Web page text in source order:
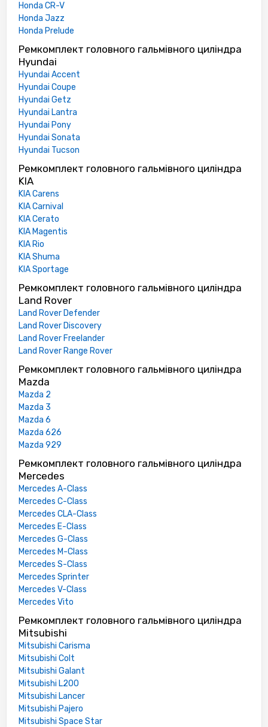
Honda CR-V
Honda Jazz
Honda Prelude
Ремкомплект головного гальмівного циліндра
Hyundai
Hyundai Accent
Hyundai Coupe
Hyundai Getz
Hyundai Lantra
Hyundai Pony
Hyundai Sonata
Hyundai Tucson
Ремкомплект головного гальмівного циліндра
KIA
KIA Carens
KIA Carnival
KIA Cerato
KIA Magentis
KIA Rio
KIA Shuma
KIA Sportage
Ремкомплект головного гальмівного циліндра
Land Rover
Land Rover Defender
Land Rover Discovery
Land Rover Freelander
Land Rover Range Rover
Ремкомплект головного гальмівного циліндра
Mazda
Mazda 2
Mazda 3
Mazda 6
Mazda 626
Mazda 929
Ремкомплект головного гальмівного циліндра
Mercedes
Mercedes A-Class
Mercedes C-Class
Mercedes CLA-Class
Mercedes E-Class
Mercedes G-Class
Mercedes M-Class
Mercedes S-Class
Mercedes Sprinter
Mercedes V-Class
Mercedes Vito
Ремкомплект головного гальмівного циліндра
Mitsubishi
Mitsubishi Carisma
Mitsubishi Colt
Mitsubishi Galant
Mitsubishi L200
Mitsubishi Lancer
Mitsubishi Pajero
Mitsubishi Space Star